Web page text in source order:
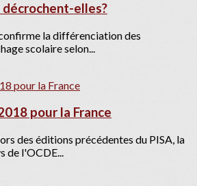
elles?
confirme la différenciation des
scolaire selon...
pour la France
des éditions précédentes du PISA, la
de l'OCDE...